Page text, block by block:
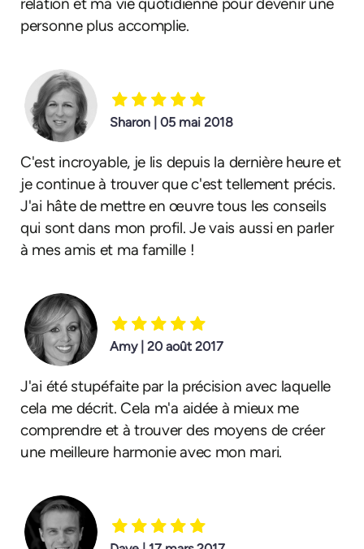
personne plus accomplie.
Sharon | 05 mai 2018
C'est incroyable, je lis depuis la dernière heure et
je continue à trouver que c'est tellement précis.
J'ai hâte de mettre en œuvre tous les conseils
qui sont dans mon profil. Je vais aussi en parler
à mes amis et ma famille !
Amy | 20 août 2017
J'ai été stupéfaite par la précision avec laquelle
cela me décrit. Cela m'a aidée à mieux me
comprendre et à trouver des moyens de créer
une meilleure harmonie avec mon mari.